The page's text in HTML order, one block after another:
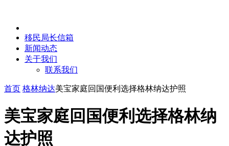
移民局长信箱
新闻动态
关于我们
联系我们
首页 格林纳达美宝家庭回国便利选择格林纳达护照
美宝家庭回国便利选择格林纳
达护照